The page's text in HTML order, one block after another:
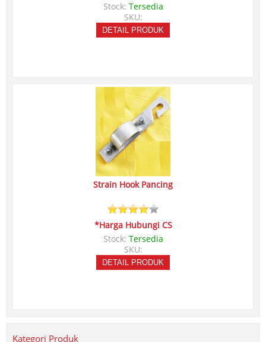
Stock: Tersedia
SKU:
DETAIL PRODUK
Strain Hook Pancing
*Harga Hubungi CS
Stock: Tersedia
SKU:
DETAIL PRODUK
Kategori Produk